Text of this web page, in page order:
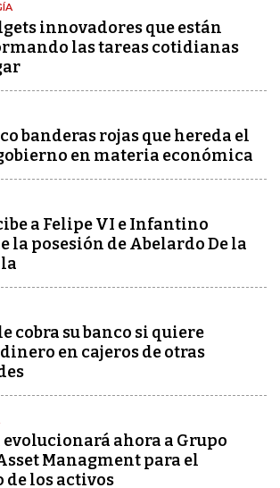
innovadores que están
las tareas cotidianas
banderas rojas que hereda el
en materia económica
a Felipe VI e Infantino
la posesión de Abelardo De la
cobra su banco si quiere
en cajeros de otras
evolucionará ahora a Grupo
Managment para el
de los activos